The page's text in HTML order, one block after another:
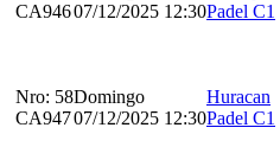
CA94607/12/2025 12:30Padel C1
Nro: 58
CA947
Domingo
07/12/2025 12:30
Huracan
Padel C1